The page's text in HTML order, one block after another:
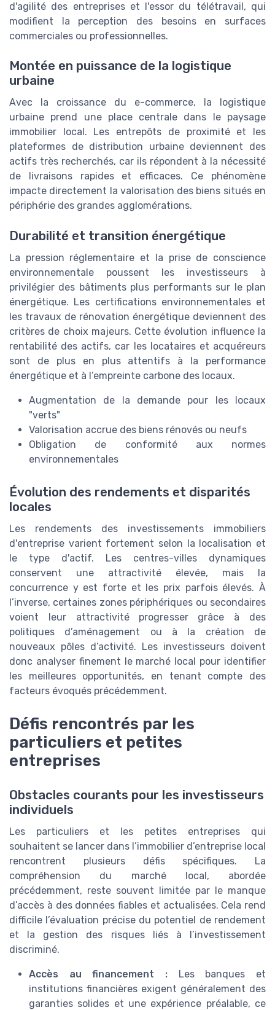
d'agilité des entreprises et l'essor du télétravail, qui
modifient la perception des besoins en surfaces
commerciales ou professionnelles.
Montée en puissance de la logistique
urbaine
Avec la croissance du e-commerce, la logistique
urbaine prend une place centrale dans le paysage
immobilier local. Les entrepôts de proximité et les
plateformes de distribution urbaine deviennent des
actifs très recherchés, car ils répondent à la nécessité
de livraisons rapides et efficaces. Ce phénomène
impacte directement la valorisation des biens situés en
périphérie des grandes agglomérations.
Durabilité et transition énergétique
La pression réglementaire et la prise de conscience
environnementale poussent les investisseurs à
privilégier des bâtiments plus performants sur le plan
énergétique. Les certifications environnementales et
les travaux de rénovation énergétique deviennent des
critères de choix majeurs. Cette évolution influence la
rentabilité des actifs, car les locataires et acquéreurs
sont de plus en plus attentifs à la performance
énergétique et à l’empreinte carbone des locaux.
Augmentation de la demande pour les locaux
"verts"
Valorisation accrue des biens rénovés ou neufs
Obligation de conformité aux normes
environnementales
Évolution des rendements et disparités
locales
Les rendements des investissements immobiliers
d'entreprise varient fortement selon la localisation et
le type d'actif. Les centres-villes dynamiques
conservent une attractivité élevée, mais la
concurrence y est forte et les prix parfois élevés. À
l’inverse, certaines zones périphériques ou secondaires
voient leur attractivité progresser grâce à des
politiques d’aménagement ou à la création de
nouveaux pôles d’activité. Les investisseurs doivent
donc analyser finement le marché local pour identifier
les meilleures opportunités, en tenant compte des
facteurs évoqués précédemment.
Défis rencontrés par les
particuliers et petites
entreprises
Obstacles courants pour les investisseurs
individuels
Les particuliers et les petites entreprises qui
souhaitent se lancer dans l’immobilier d’entreprise local
rencontrent plusieurs défis spécifiques. La
compréhension du marché local, abordée
précédemment, reste souvent limitée par le manque
d’accès à des données fiables et actualisées. Cela rend
difficile l’évaluation précise du potentiel de rendement
et la gestion des risques liés à l’investissement
discriminé.
Accès au financement : Les banques et
institutions financières exigent généralement des
garanties solides et une expérience préalable, ce